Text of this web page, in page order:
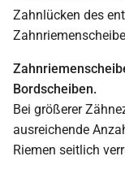
Zahnlücken des
Bordscheiben.
Bei größerer
ausreichende
Riemen seitlich